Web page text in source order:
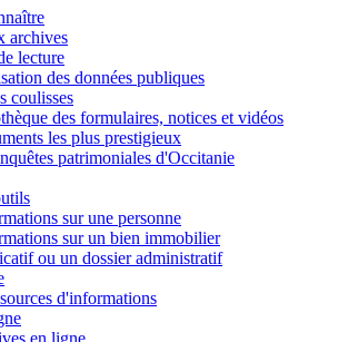
archives
lecture
des données publiques
coulisses
des formulaires, notices et vidéos
les plus prestigieux
patrimoniales d'Occitanie
sur une personne
sur un bien immobilier
ou un dossier administratif
d'informations
en ligne